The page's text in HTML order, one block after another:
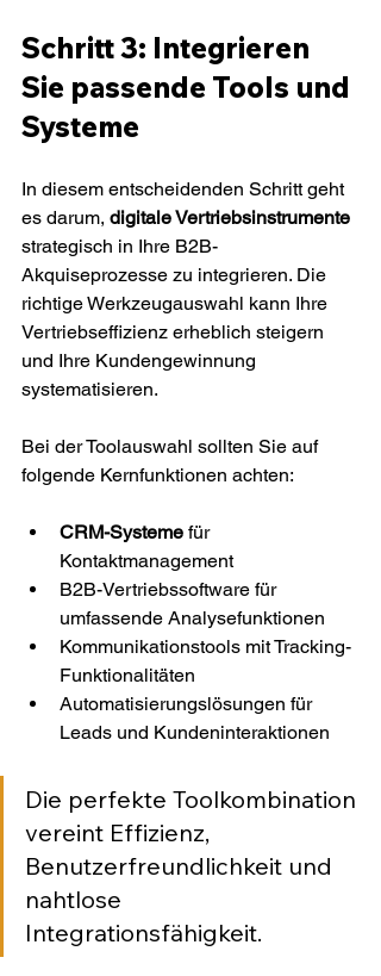
Schritt 3: Integrieren
Sie passende Tools und
Systeme
In diesem entscheidenden Schritt geht
es darum, digitale Vertriebsinstrumente
strategisch in Ihre B2B-
Akquiseprozesse zu integrieren. Die
richtige Werkzeugauswahl kann Ihre
Vertriebseffizienz erheblich steigern
und Ihre Kundengewinnung
systematisieren.
Bei der Toolauswahl sollten Sie auf
folgende Kernfunktionen achten:
CRM-Systeme für
Kontaktmanagement
B2B-Vertriebssoftware für
umfassende Analysefunktionen
Kommunikationstools mit Tracking-
Funktionalitäten
Automatisierungslösungen für
Leads und Kundeninteraktionen
Die perfekte Toolkombination
vereint Effizienz,
Benutzerfreundlichkeit und
nahtlose
Integrationsfähigkeit.